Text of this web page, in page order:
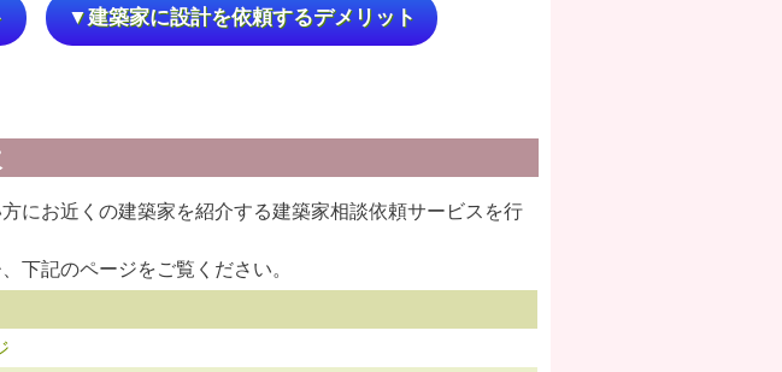
▼建築家に設計を依頼するデメリット
にお近くの建築家を紹介する建築家相談依頼サービスを行
下記のページをご覧ください。